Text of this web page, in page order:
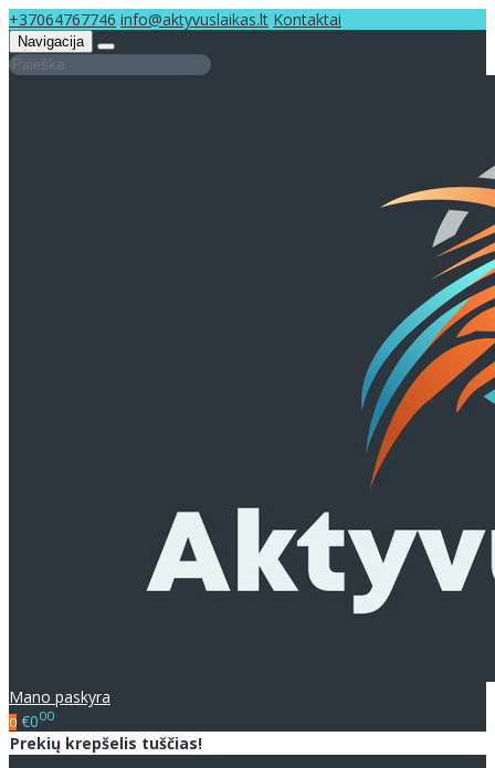
+37064767746 info@aktyvuslaikas.lt Kontaktai
Navigacija
Mano paskyra
0 €000
Prekių krepšelis tuščias!